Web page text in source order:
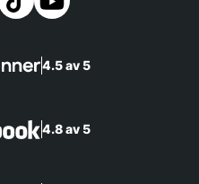
4.5 av 5
4.8 av 5